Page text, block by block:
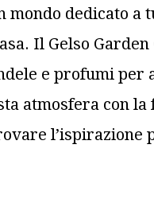
mondo dedicato a
Il Gelso
e profumi per
atmosfera con
l’ispirazione